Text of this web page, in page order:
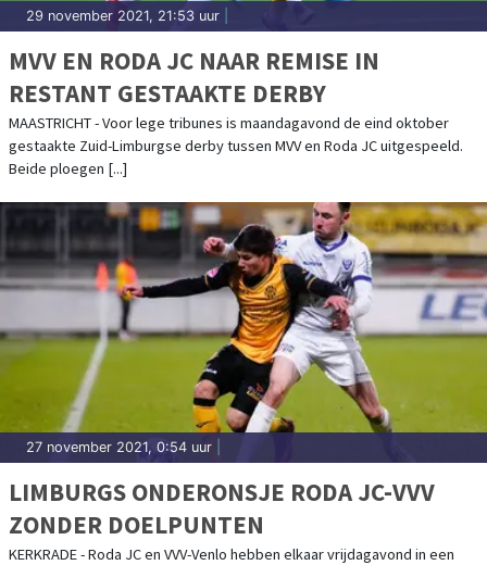
29 november 2021, 21:53 uur
MVV EN RODA JC NAAR REMISE IN
RESTANT GESTAAKTE DERBY
MAASTRICHT - Voor lege tribunes is maandagavond de eind oktober
gestaakte Zuid-Limburgse derby tussen MVV en Roda JC uitgespeeld.
Beide ploegen [...]
27 november 2021, 0:54 uur
LIMBURGS ONDERONSJE RODA JC-VVV
ZONDER DOELPUNTEN
KERKRADE - Roda JC en VVV-Venlo hebben elkaar vrijdagavond in een